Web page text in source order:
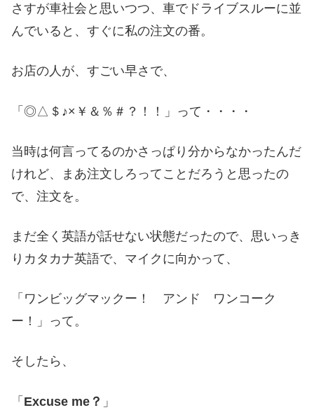
さすが車社会と思いつつ、車でドライブスルーに並
んでいると、すぐに私の注文の番。
お店の人が、すごい早さで、
「◎△＄♪×￥＆％＃？！！」って・・・・
当時は何言ってるのかさっぱり分からなかったんだ
けれど、まあ注文しろってことだろうと思ったの
で、注文を。
まだ全く英語が話せない状態だったので、思いっき
りカタカナ英語で、マイクに向かって、
「ワンビッグマックー！ アンド ワンコーク
ー！」って。
そしたら、
「 Excuse me？ 」